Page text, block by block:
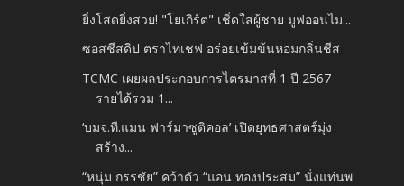
ยิ่งโสดยิ่งสวย! "โยเกิร์ต" เชิ่ดใส่ผู้ชาย มูฟออนไม...
ซอสชีสดิป ตราไทเชฟ อร่อยเข้มข้นหอมกลิ่นชีส
TCMC เผยผลประกอบการไตรมาสที่ 1 ปี 2567
รายได้รวม 1...
‘บมจ.ที.แมน ฟาร์มาซูติคอล’ เปิดยุทธศาสตร์มุ่ง
สร้าง...
“หนุ่ม กรรชัย” คว้าตัว “แอน ทองประสม” นั่งแท่นพ